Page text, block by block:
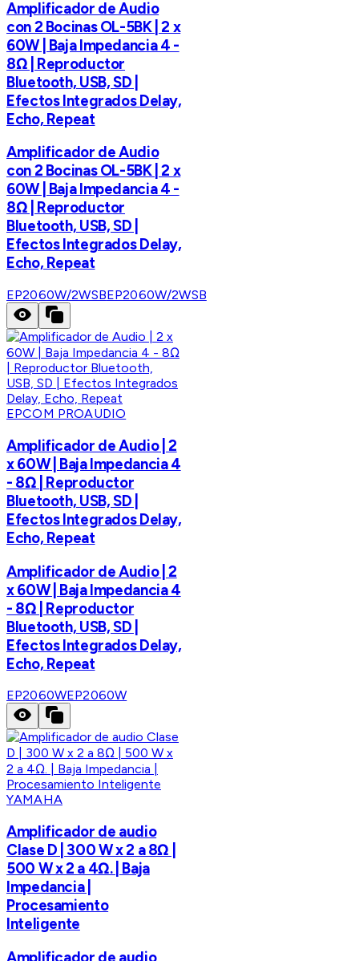
Amplificador de Audio
con 2 Bocinas OL-5BK | 2 x
60W | Baja Impedancia 4 -
8Ω | Reproductor
Bluetooth, USB, SD |
Efectos Integrados Delay,
Echo, Repeat
Amplificador de Audio
con 2 Bocinas OL-5BK | 2 x
60W | Baja Impedancia 4 -
8Ω | Reproductor
Bluetooth, USB, SD |
Efectos Integrados Delay,
Echo, Repeat
EP2060W/2WSBEP2060W/2WSB
EPCOM PROAUDIO
Amplificador de Audio | 2
x 60W | Baja Impedancia 4
- 8Ω | Reproductor
Bluetooth, USB, SD |
Efectos Integrados Delay,
Echo, Repeat
Amplificador de Audio | 2
x 60W | Baja Impedancia 4
- 8Ω | Reproductor
Bluetooth, USB, SD |
Efectos Integrados Delay,
Echo, Repeat
EP2060WEP2060W
YAMAHA
Amplificador de audio
Clase D | 300 W x 2 a 8Ω |
500 W x 2 a 4Ω. | Baja
Impedancia |
Procesamiento
Inteligente
Amplificador de audio